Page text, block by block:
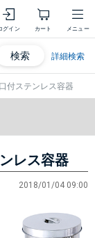
グイン カート メニュー
検索 詳細検索
付ステンレス容器
レス容器
2018/01/04 09:00